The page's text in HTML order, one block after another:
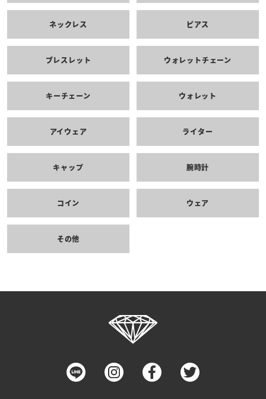
ネックレス ピアス
ブレスレット ウォレットチェーン
キーチェーン ウォレット
アイウェア ライター
キャップ 腕時計
コイン ウェア
その他